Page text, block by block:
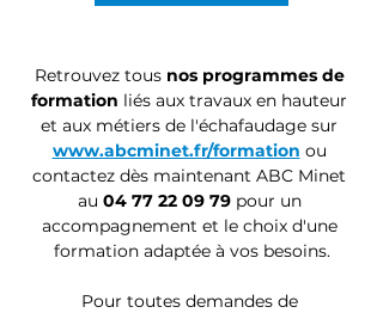
Retrouvez tous nos programmes de
formation liés aux travaux en hauteur
et aux métiers de l'échafaudage sur
www.abcminet.fr/formation ou
contactez dès maintenant ABC Minet
au 04 77 22 09 79 pour un
accompagnement et le choix d'une
formation adaptée à vos besoins.
Pour toutes demandes de